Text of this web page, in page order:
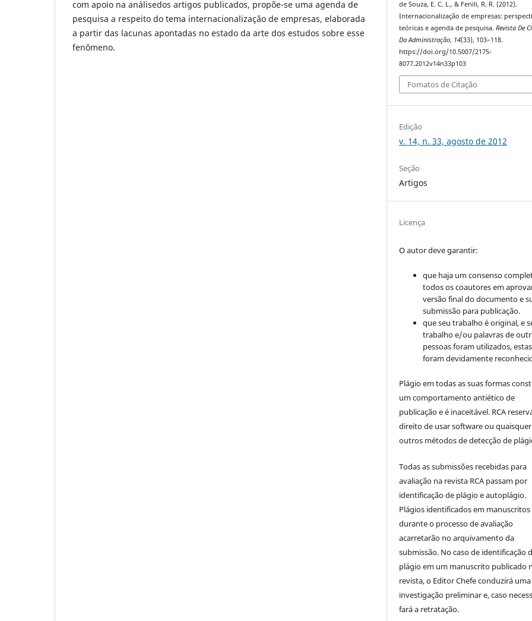
com apoio na análisedos artigos publicados, propõe-se uma agenda de
pesquisa a respeito do tema internacionalização de empresas, elaborada
a partir das lacunas apontadas no estado da arte dos estudos sobre esse
fenômeno.
de Souza, E. C. L., & Fenili, R. R. (2012).
Internacionalização de empresas:
teóricas e agenda de pesquisa.Revista De
Da Administração, 14(33), 103–118.
https://doi.org/10.5007/2175-
8077.2012v14n33p103
Fomatos de Citação
Edição
v. 14, n. 33, agosto de 2012
Seção
Artigos
Licença
O autor deve garantir:
que haja um consenso
todos os coautores em
versão final do documento e
submissão para publicação.
que seu trabalho é original, e
trabalho e/ou palavras de
pessoas foram utilizados, estas
foram devidamente
Plágio em todas as suas formas
um comportamento antiético de
publicação e é inaceitável. RCA
direito de usar software ou quaisquer
outros métodos de detecção de
Todas as submissões recebidas para
avaliação na revista RCA passam por
identificação de plágio e autoplágio.
Plágios identificados em manuscritos
durante o processo de avaliação
acarretarão no arquivamento da
submissão. No caso de identificação
plágio em um manuscrito publicado
revista, o Editor Chefe conduzirá uma
investigação preliminar e, caso
fará a retratação.